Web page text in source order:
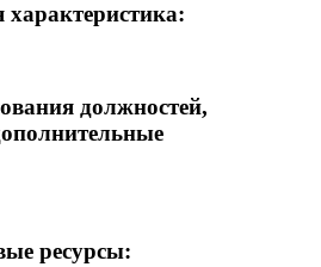
должностей,
ресурсы: